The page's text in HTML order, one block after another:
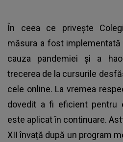
În ceea ce privește
măsura a fost implementată
cauza pandemiei și a
trecerea de la cursurile
cele online. La vremea
dovedit a fi eficient pentru
este aplicat în continuare.
XII învață după un program